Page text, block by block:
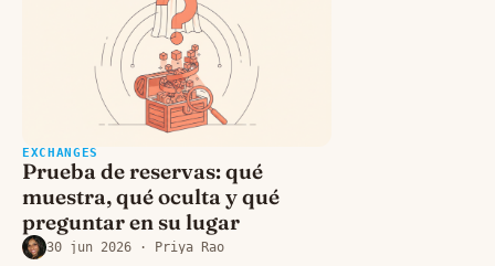
EXCHANGES
Prueba de reservas: qué
muestra, qué oculta y qué
preguntar en su lugar
30 jun 2026 · Priya Rao